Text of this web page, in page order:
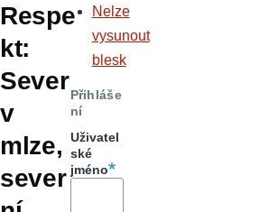
Respe
kt:
Sever
v
mlze,
sever
Nelze
vysunout
blesk
Přihláše
ní
Uživatel
ské
jméno